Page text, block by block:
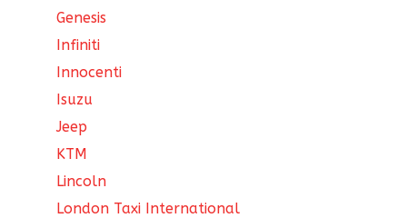
Genesis
Infiniti
Innocenti
Isuzu
Jeep
KTM
Lincoln
London Taxi International